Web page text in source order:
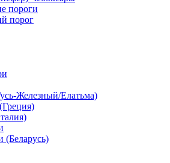
пороги
порог
Железный/Елатьма)
(Беларусь)